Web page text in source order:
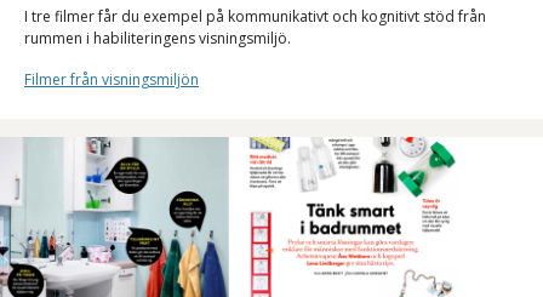
I tre filmer får du exempel på kommunikativt och kognitivt stöd från
rummen i habiliteringens visningsmiljö.
Filmer från visningsmiljön